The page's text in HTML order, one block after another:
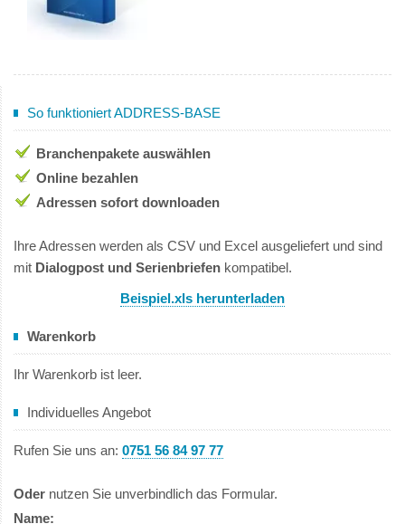
So funktioniert ADDRESS-BASE
Branchenpakete auswählen
Online bezahlen
Adressen sofort downloaden
Ihre Adressen werden als CSV und Excel ausgeliefert und sind
mit Dialogpost und Serienbriefen kompatibel.
Beispiel.xls herunterladen
Warenkorb
Ihr Warenkorb ist leer.
Individuelles Angebot
Rufen Sie uns an: 0751 56 84 97 77
Oder nutzen Sie unverbindlich das Formular.
Name: